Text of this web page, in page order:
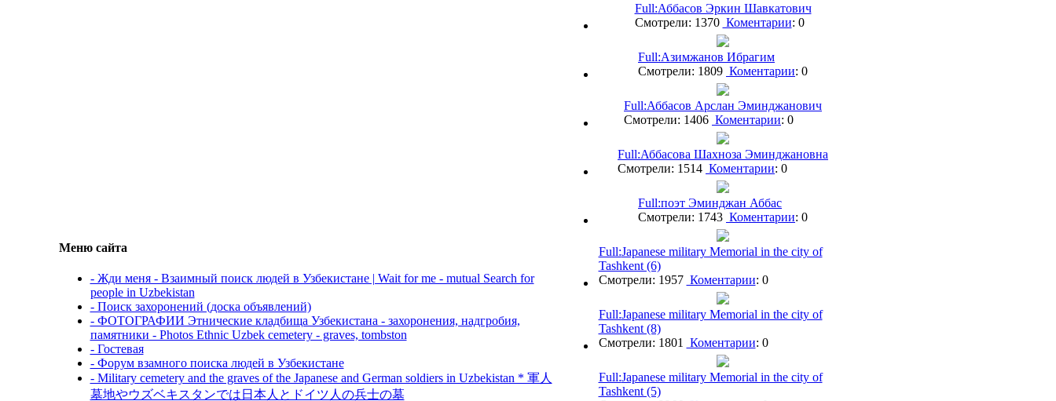
Меню сайта
- Жди меня - Взаимный поиск людей в Узбекистане | Wait for me - mutual Search for
people in Uzbekistan
- Поиск захоронений (доска объявлений)
- ФОТОГРАФИИ Этнические кладбища Узбекистана - захоронения, надгробия,
памятники - Photos Ethnic Uzbek cemetery - graves, tombston
- Гостевая
- Форум взамного поиска людей в Узбекистане
- Military cemetery and the graves of the Japanese and German soldiers in Uzbekistan * 軍人
墓地やウズベキスタンでは日本人とドイツ人の兵士の墓
Full:Аббасов Эркин Шавкатович
Смотрели: 1370 Коментарии: 0
Full:Азимжанов Ибрагим
Смотрели: 1809 Коментарии: 0
Full:Аббасов Арслан Эминджанович
Смотрели: 1406 Коментарии: 0
Full:Аббасова Шахноза Эминджановна
Смотрели: 1514 Коментарии: 0
Full:поэт Эминджан Аббас
Смотрели: 1743 Коментарии: 0
Full:Japanese military Memorial in the city of
Tashkent (6)
Смотрели: 1957 Коментарии: 0
Full:Japanese military Memorial in the city of
Tashkent (8)
Смотрели: 1801
Коментарии: 0
Full:Japanese military Memorial in the city of
Tashkent (5)